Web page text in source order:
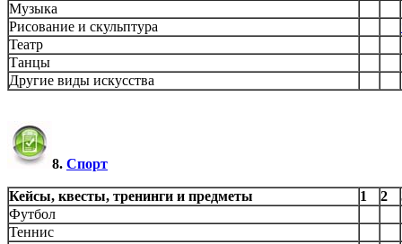
Музыка
Рисование и скульптура
Театр
Танцы
Другие виды искусства
8. Спорт
Кейсы, квесты, тренинги и предметы 1 2
Футбол
Теннис